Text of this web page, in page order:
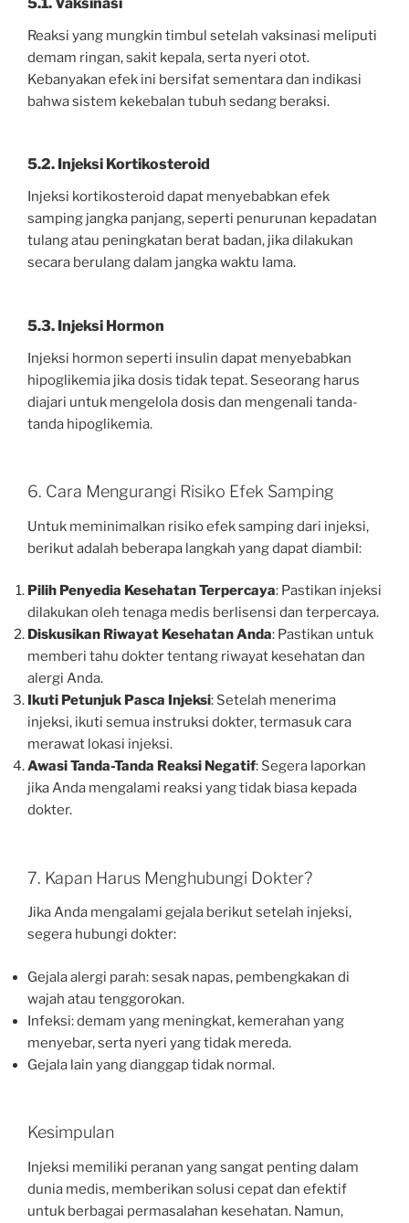
Reaksi yang mungkin timbul setelah vaksinasi meliputi
demam ringan, sakit kepala, serta nyeri otot.
Kebanyakan efek ini bersifat sementara dan indikasi
bahwa sistem kekebalan tubuh sedang beraksi.
5.2. Injeksi Kortikosteroid
Injeksi kortikosteroid dapat menyebabkan efek
samping jangka panjang, seperti penurunan kepadatan
tulang atau peningkatan berat badan, jika dilakukan
secara berulang dalam jangka waktu lama.
5.3. Injeksi Hormon
Injeksi hormon seperti insulin dapat menyebabkan
hipoglikemia jika dosis tidak tepat. Seseorang harus
diajari untuk mengelola dosis dan mengenali tanda-
tanda hipoglikemia.
6. Cara Mengurangi Risiko Efek Samping
Untuk meminimalkan risiko efek samping dari injeksi,
berikut adalah beberapa langkah yang dapat diambil:
Pilih Penyedia Kesehatan Terpercaya: Pastikan injeksi
dilakukan oleh tenaga medis berlisensi dan terpercaya.
Diskusikan Riwayat Kesehatan Anda: Pastikan untuk
memberi tahu dokter tentang riwayat kesehatan dan
alergi Anda.
Ikuti Petunjuk Pasca Injeksi: Setelah menerima
injeksi, ikuti semua instruksi dokter, termasuk cara
merawat lokasi injeksi.
Awasi Tanda-Tanda Reaksi Negatif: Segera laporkan
jika Anda mengalami reaksi yang tidak biasa kepada
dokter.
7. Kapan Harus Menghubungi Dokter?
Jika Anda mengalami gejala berikut setelah injeksi,
segera hubungi dokter:
Gejala alergi parah: sesak napas, pembengkakan di
wajah atau tenggorokan.
Infeksi: demam yang meningkat, kemerahan yang
menyebar, serta nyeri yang tidak mereda.
Gejala lain yang dianggap tidak normal.
Kesimpulan
Injeksi memiliki peranan yang sangat penting dalam
dunia medis, memberikan solusi cepat dan efektif
untuk berbagai permasalahan kesehatan. Namun,